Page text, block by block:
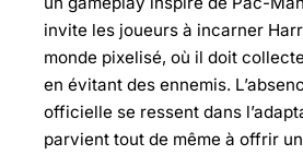
invite les joueurs à incarner
monde pixelisé, où il doit
en évitant des ennemis.
officielle se ressent dans
parvient tout de même à offrir